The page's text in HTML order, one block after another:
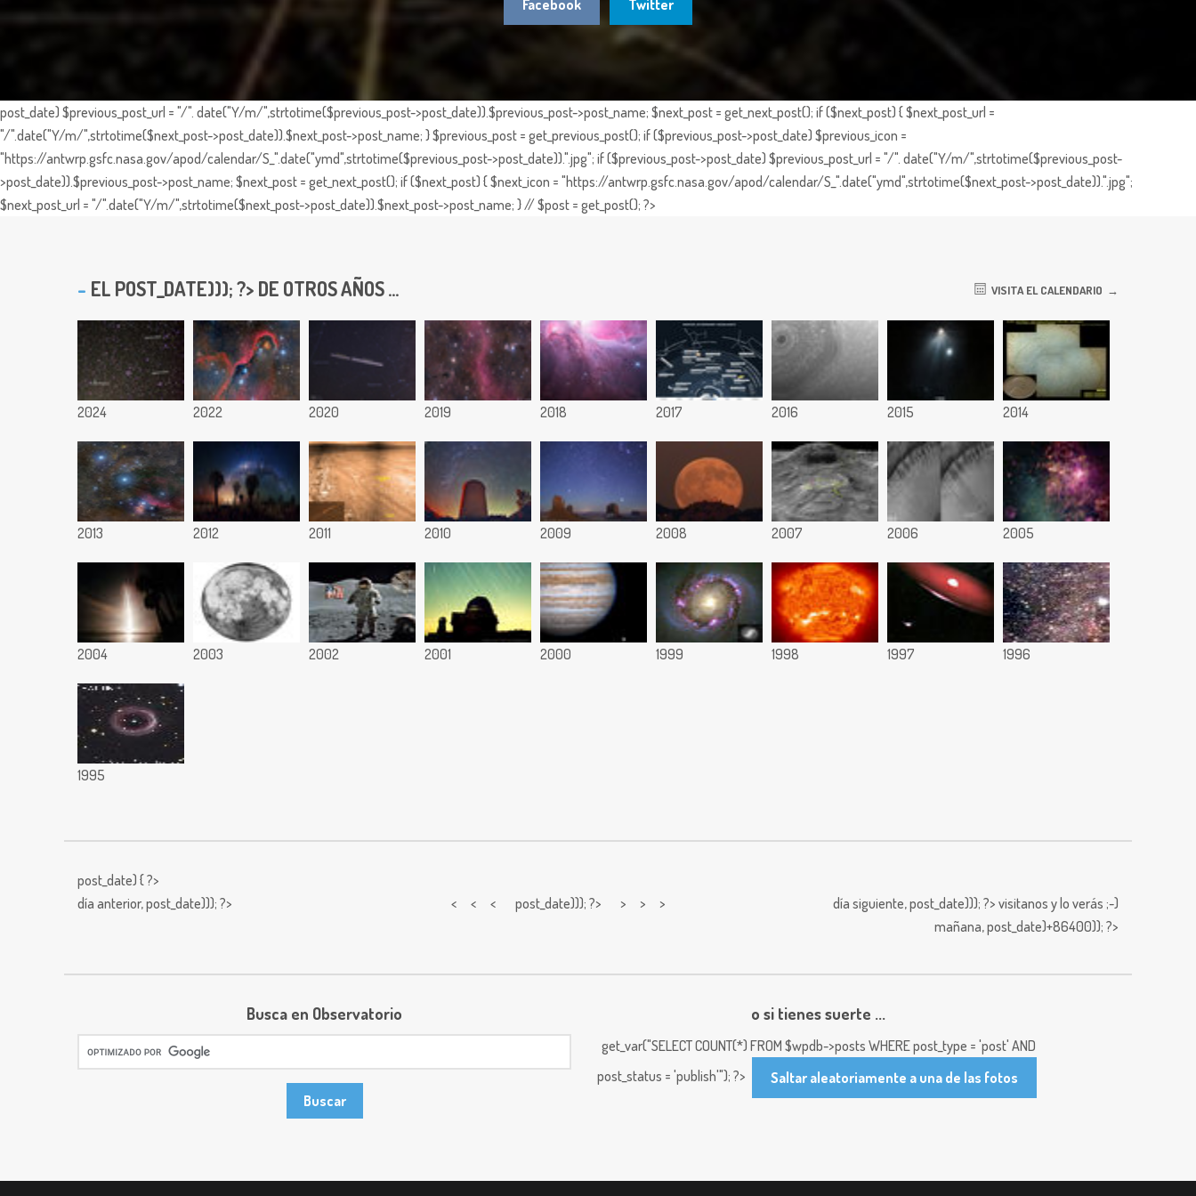
Facebook Twitter
post_date) $previous_post_url = "/". date("Y/m/",strtotime($previous_post->post_date)).$previous_post->post_name; $next_post = get_next_post(); if ($next_post) { $next_post_url =
"/".date("Y/m/",strtotime($next_post->post_date)).$next_post->post_name; } $previous_post = get_previous_post(); if ($previous_post->post_date) $previous_icon =
"https://antwrp.gsfc.nasa.gov/apod/calendar/S_".date("ymd",strtotime($previous_post->post_date)).".jpg"; if ($previous_post->post_date) $previous_post_url = "/". date("Y/m/",strtotime($previous_post-
>post_date)).$previous_post->post_name; $next_post = get_next_post(); if ($next_post) { $next_icon = "https://antwrp.gsfc.nasa.gov/apod/calendar/S_".date("ymd",strtotime($next_post->post_date)).".jpg";
$next_post_url = "/".date("Y/m/",strtotime($next_post->post_date)).$next_post->post_name; } // $post = get_post(); ?>
EL POST_DATE))); ?> DE OTROS AÑOS ... VISITA EL CALENDARIO
2024 2022 2020 2019 2018 2017 2016 2015 2014
2013 2012 2011 2010 2009 2008 2007 2006 2005
2004 2003 2002 2001 2000 1999 1998 1997 1996
1995
post_date) { ?>
día anterior,post_date))); ?> < < < post_date))); ?> > > > día siguiente,post_date))); ?> visitanos y lo verás ;-)
mañana,post_date)+86400)); ?>
Busca en Observatorio o si tienes suerte ...
get_var("SELECT COUNT(*) FROM $wpdb->posts WHERE post_type = 'post' AND
post_status = 'publish'"); ?>
Saltar aleatoriamente a una de las fotos